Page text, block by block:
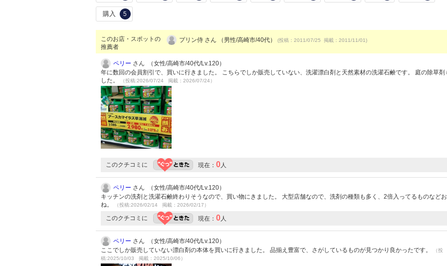
購入 5
このお店・スポットの
推薦者
プリン侍 さん （男性/高崎市/40代） (投稿：2011/07/25 掲載：2011/11/01)
ペリー さん （女性/高崎市/40代/Lv.120）
年に数回の会員割引で、買いに行きました。 こちらでしか販売していない、洗濯漂白剤と天然素材の洗濯石鹸です。 庭の除草剤
した。
（投稿:2026/07/24 掲載：2026/07/24）
このクチコミに 現在： 0人
ペリー さん （女性/高崎市/40代/Lv.120）
キッチンの洗剤と洗濯石鹸終わりそうなので、買い物にきました。 大型店舗なので、洗剤の種類も多く、2倍入ってるものなど
ね。
（投稿:2026/02/14 掲載：2026/02/17）
このクチコミに 現在： 0人
ペリー さん （女性/高崎市/40代/Lv.120）
ここでしか販売していない漂白剤の本体を買いに行きました。 品揃え豊富で、さがしているものが見つかり良かったです。
（投
稿:2025/10/03 掲載：2025/10/06）